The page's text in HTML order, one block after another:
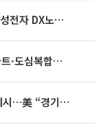
3445억 자사주 지급 마쳤는데...삼성전자 DX노조, 뒤늦은 '떼쓰기 집회'
영끌 '주택공급' 대책 임박⋯비아파트·도심복합까지 총동원
이란, 미국에 호르무즈 합의 조건 제시…美 “경기 아직 안 끝나” [종합]